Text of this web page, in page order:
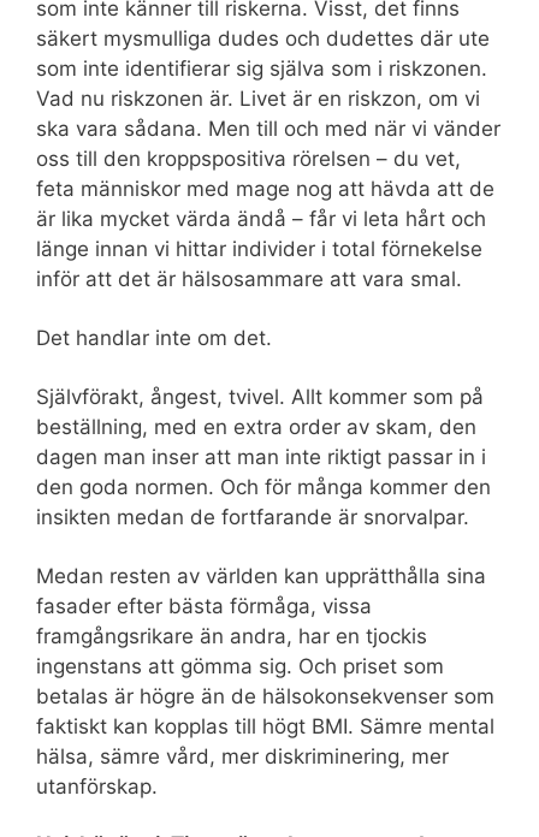
som inte känner till riskerna. Visst, det finns
säkert mysmulliga dudes och dudettes där ute
som inte identifierar sig själva som i riskzonen.
Vad nu riskzonen är. Livet är en riskzon, om vi
ska vara sådana. Men till och med när vi vänder
oss till den kroppspositiva rörelsen – du vet,
feta människor med mage nog att hävda att de
är lika mycket värda ändå – får vi leta hårt och
länge innan vi hittar individer i total förnekelse
inför att det är hälsosammare att vara smal.
Det handlar inte om det.
Självförakt, ångest, tvivel. Allt kommer som på
beställning, med en extra order av skam, den
dagen man inser att man inte riktigt passar in i
den goda normen. Och för många kommer den
insikten medan de fortfarande är snorvalpar.
Medan resten av världen kan upprätthålla sina
fasader efter bästa förmåga, vissa
framgångsrikare än andra, har en tjockis
ingenstans att gömma sig. Och priset som
betalas är högre än de hälsokonsekvenser som
faktiskt kan kopplas till högt BMI. Sämre mental
hälsa, sämre vård, mer diskriminering, mer
utanförskap.